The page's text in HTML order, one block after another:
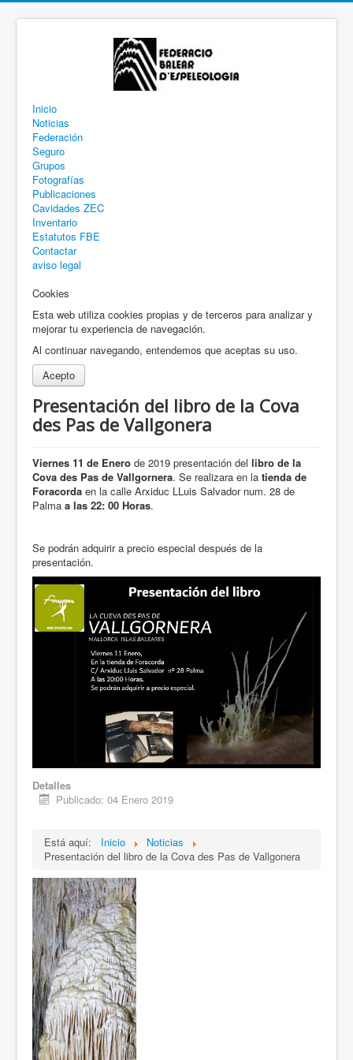
Inicio
Noticias
Federación
Seguro
Grupos
Fotografías
Publicaciones
Cavidades ZEC
Inventario
Estatutos FBE
Contactar
aviso legal
Cookies
Esta web utiliza cookies propias y de terceros para analizar y
mejorar tu experiencia de navegación.
Al continuar navegando, entendemos que aceptas su uso.
Acepto
Presentación del libro de la Cova
des Pas de Vallgonera
Viernes 11 de Enero de 2019 presentación del libro de la
Cova des Pas de Vallgornera. Se realizara en la tienda de
Foracorda en la calle Arxiduc LLuis Salvador num. 28 de
Palma a las 22: 00 Horas.
Se podrán adquirir a precio especial después de la
presentación.
Detalles
Publicado: 04 Enero 2019
Está aquí: Inicio
Noticias
Presentación del libro de la Cova des Pas de Vallgonera